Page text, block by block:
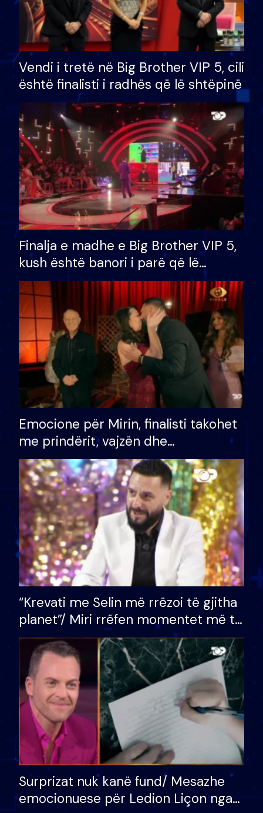
Vendi i tretë në Big Brother VIP 5, cili
është finalisti i radhës që lë shtëpinë
Finalja e madhe e Big Brother VIP 5,
kush është banori i parë që lë
shtëpinë dhe humb mundësinë për
të fituar çmimin e madh
Emocione për Mirin, finalisti takohet
me prindërit, vajzën dhe
bashkëshorten: S’kemi ndonjë letër
divorci apo jo?
“Krevati me Selin më rrëzoi të gjitha
planet”/ Miri rrëfen momentet më të
bukura në shtëpinë e BB VIP: Do më
mungojë zilja e mëngjesit kur…
Surprizat nuk kanë fund/ Mesazhe
emocionuese për Ledion Liçon nga